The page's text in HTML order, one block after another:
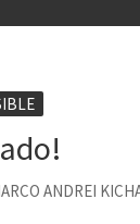
Voto
Tem que filmar
A construção
ANDREI